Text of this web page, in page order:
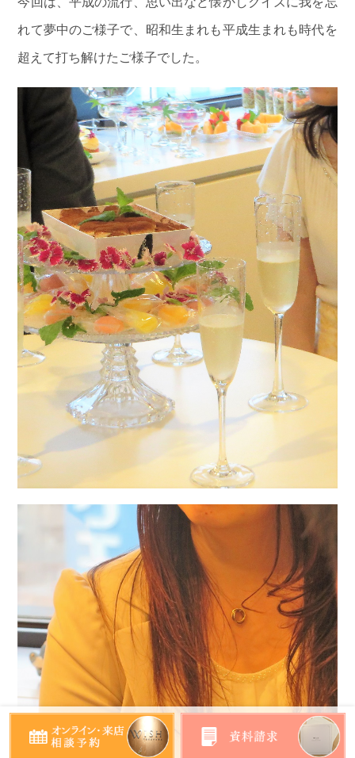
れて夢中のご様子で、昭和生まれも平成生まれも時代を
超えて打ち解けたご様子でした。